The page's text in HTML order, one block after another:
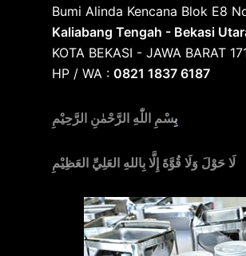
Bumi Alinda Kencana Blok E8
Kaliabang Tengah - Bekasi
KOTA BEKASI - JAWA BARAT
HP / WA : 0821 1837 6187
بِسْمِ اللّٰهِ الرَّحْمٰنِ الرَّحِيْمِ
لَا حَوْلَ وَلَا قُوَّةَ إِلَّا بِاللهِ العَلِيِّ العَظِيْمِ